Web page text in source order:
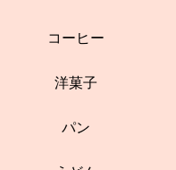
コーヒー
洋菓子
パン